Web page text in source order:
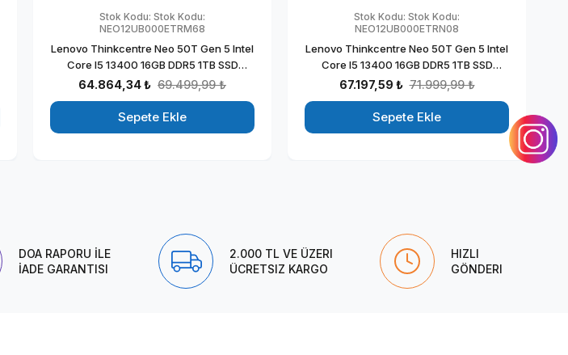
Stok Kodu: Stok Kodu:
NEO12UB000ETRM68
Lenovo Thinkcentre Neo 50T Gen 5 Intel
Core I5 13400 16GB DDR5 1TB SSD
23.8mon Windows 11 Pro Masaüstü
64.864,34 ₺ 69.499,99 ₺
Sepete Ekle
Stok Kodu: Stok Kodu:
NEO12UB000ETRN08
Lenovo Thinkcentre Neo 50T Gen 5 Intel
Core I5 13400 16GB DDR5 1TB SSD
4GB/GT1030 23.8mon Freedos
NEO12UB000ETRN08
67.197,59 ₺ 71.999,99 ₺
Sepete Ekle
DOA RAPORU İLE
İADE GARANTISI
2.000 TL VE ÜZERI
ÜCRETSIZ KARGO
HIZLI
GÖNDERI